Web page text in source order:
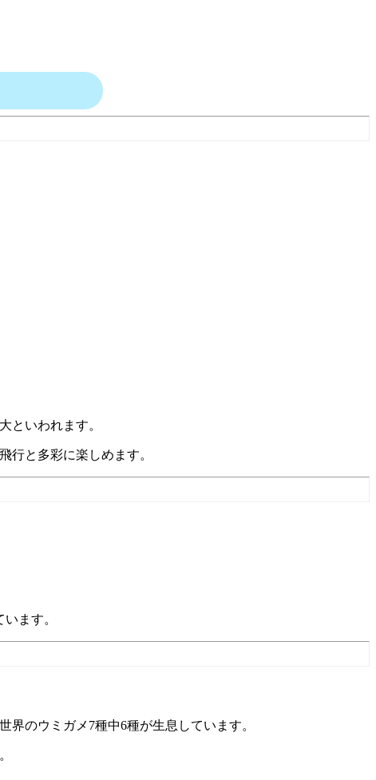
といわれます。
行と多彩に楽しめます。
ます。
界のウミガメ7種中6種が生息しています。